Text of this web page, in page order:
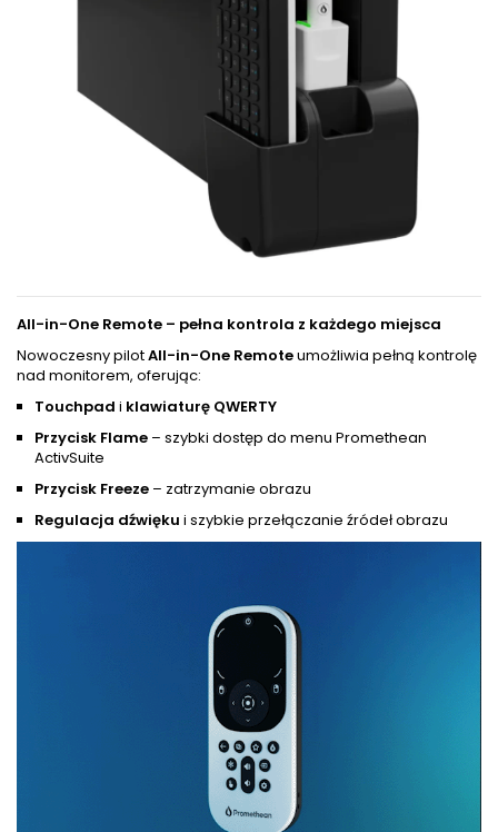
All-in-One Remote – pełna kontrola z każdego miejsca
Nowoczesny pilotAll-in-One Remoteumożliwia pełną kontrolę
nad monitorem, oferując:
Touchpad i klawiaturę QWERTY
Przycisk Flame – szybki dostęp do menu Promethean
ActivSuite
Przycisk Freeze – zatrzymanie obrazu
Regulacja dźwięku i szybkie przełączanie źródeł obrazu